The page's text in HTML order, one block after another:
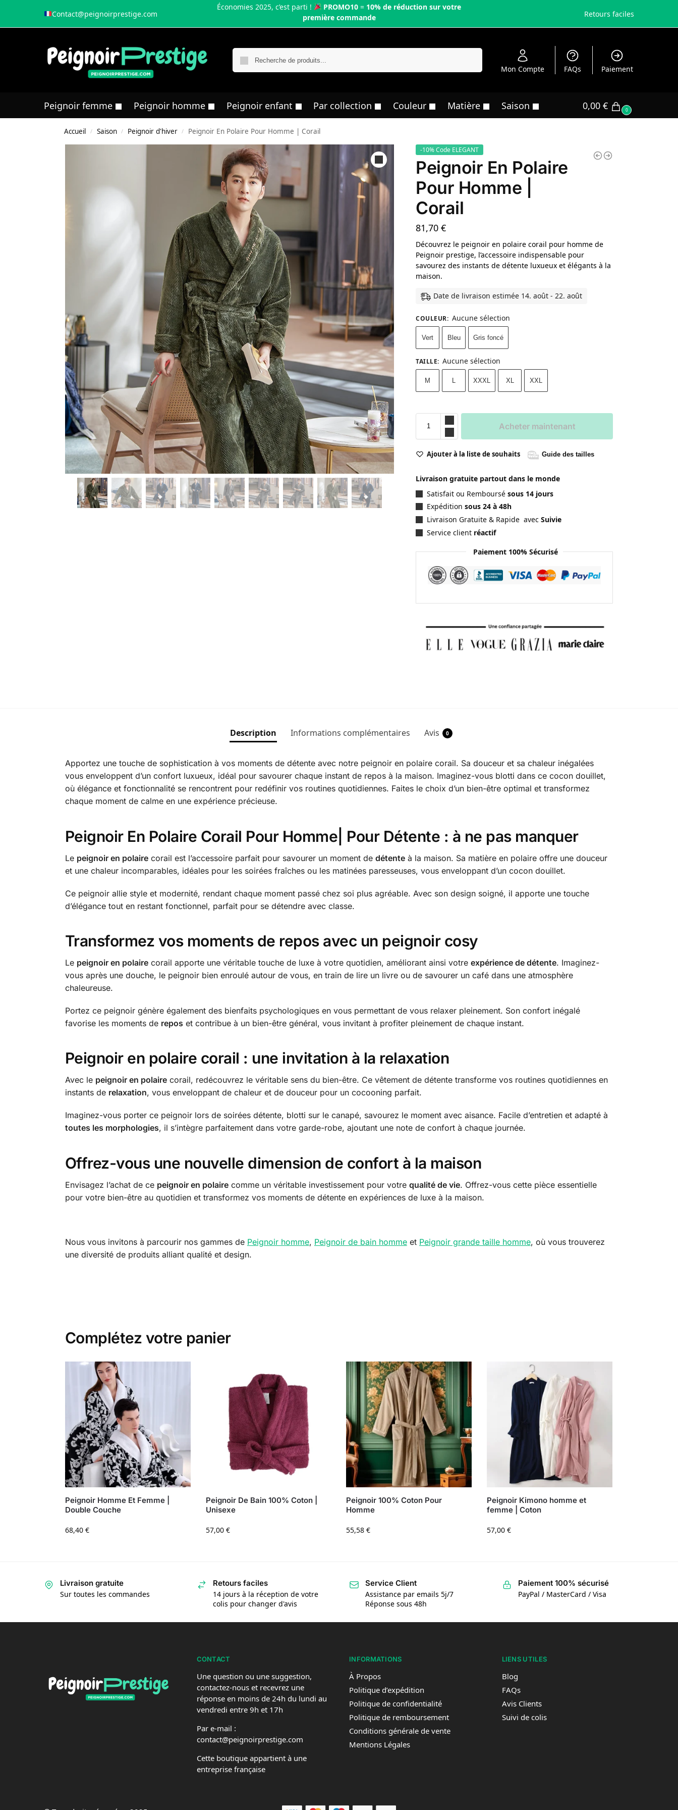
Contact@peignoirprestige.com
Économies 2025, c’est parti ! PROMO10 = 10% de réduction sur votre
première commande
Retours faciles
Mon Compte FAQs Paiement
Peignoir femme Peignoir homme Peignoir enfant Par collection Couleur Matière Saison 0,00 € 0
Accueil / Saison / Peignoir d'hiver / Peignoir En Polaire Pour Homme | Corail
-10% Code ELEGANT
Peignoir En Polaire
Pour Homme |
Corail
81,70€
Découvrez le peignoir en polaire corail pour homme de
Peignoir prestige, l’accessoire indispensable pour
savourez des instants de détente luxueux et élégants à la
maison.
Date de livraison estimée 14. août - 22. août
COULEUR: Aucune sélection
Vert Bleu Gris foncé
TAILLE: Aucune sélection
M XXXL XL XXL
Acheter maintenant
Ajouter à la liste de souhaits Guide des tailles
Livraison gratuite partout dans le monde
Satisfait ou Remboursésous 14 jours
Expédition sous 24 à 48h
Livraison Gratuite & Rapide avecSuivie
Service client réactif
Paiement 100% Sécurisé
Description Informations complémentaires Avis 0
Apportez une touche de sophistication à vos moments de détente avec notre peignoir en polaire corail. Sa douceur et sa chaleur inégalées
vous enveloppent d’un confort luxueux, idéal pour savourer chaque instant de repos à la maison. Imaginez-vous blotti dans ce cocon douillet,
où élégance et fonctionnalité se rencontrent pour redéfinir vos routines quotidiennes. Faites le choix d’un bien-être optimal et transformez
chaque moment de calme en une expérience précieuse.
Peignoir En Polaire Corail Pour Homme| Pour Détente : à ne pas manquer
Le peignoir en polairecorail est l’accessoire parfait pour savourer un moment de détenteà la maison. Sa matière en polaire offre une douceur
et une chaleur incomparables, idéales pour les soirées fraîches ou les matinées paresseuses, vous enveloppant d’un cocon douillet.
Ce peignoir allie style et modernité, rendant chaque moment passé chez soi plus agréable. Avec son design soigné, il apporte une touche
d’élégance tout en restant fonctionnel, parfait pour se détendre avec classe.
Transformez vos moments de repos avec un peignoir cosy
Le peignoir en polairecorail apporte une véritable touche de luxe à votre quotidien, améliorant ainsi votre expérience de détente. Imaginez-
vous après une douche, le peignoir bien enroulé autour de vous, en train de lire un livre ou de savourer un café dans une atmosphère
chaleureuse.
Portez ce peignoir génère également des bienfaits psychologiques en vous permettant de vous relaxer pleinement. Son confort inégalé
favorise les moments de repos et contribue à un bien-être général, vous invitant à profiter pleinement de chaque instant.
Peignoir en polaire corail : une invitation à la relaxation
Avec le peignoir en polairecorail, redécouvrez le véritable sens du bien-être. Ce vêtement de détente transforme vos routines quotidiennes en
instants de relaxation, vous enveloppant de chaleur et de douceur pour un cocooning parfait.
Imaginez-vous porter ce peignoir lors de soirées détente, blotti sur le canapé, savourez le moment avec aisance. Facile d’entretien et adapté à
toutes les morphologies, il s’intègre parfaitement dans votre garde-robe, ajoutant une note de confort à chaque journée.
Offrez-vous une nouvelle dimension de confort à la maison
Envisagez l’achat de ce peignoir en polairecomme un véritable investissement pour votre qualité de vie. Offrez-vous cette pièce essentielle
pour votre bien-être au quotidien et transformez vos moments de détente en expériences de luxe à la maison.
Nous vous invitons à parcourir nos gammes de Peignoir homme, Peignoir de bain hommeet Peignoir grande taille homme, où vous trouverez
une diversité de produits alliant qualité et design.
Complétez votre panier
Peignoir Homme Et Femme |
Double Couche
68,40 €
Peignoir De Bain 100% Coton |
Unisexe
57,00 €
Peignoir 100% Coton Pour
Homme
55,58€
Peignoir Kimono homme et
femme | Coton
57,00€
Livraison gratuite
Sur toutes les commandes
Retours faciles
14 jours à la réception de votre
colis pour changer d'avis
Service Client
Assistance par emails 5j/7
Réponse sous 48h
Paiement 100% sécurisé
PayPal / MasterCard / Visa
CONTACT
Une question ou une suggestion,
contactez-nous et recevrez une
réponse en moins de 24h du lundi au
vendredi entre 9h et 17h
Par e-mail :
contact@peignoirprestige.com
Cette boutique appartient à une
entreprise française
INFORMATIONS
À Propos
Politique d’expédition
Politique de confidentialité
Politique de remboursement
Conditions générale de vente
Mentions Légales
LIENS UTILES
Blog
FAQs
Avis Clients
Suivi de colis